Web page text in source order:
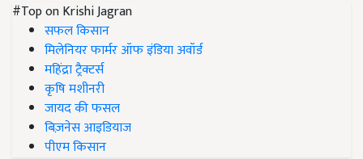
#Top on Krishi Jagran
सफल किसान
मिलेनियर फार्मर ऑफ इंडिया अवॉर्ड
महिंद्रा ट्रैक्टर्स
कृषि मशीनरी
जायद की फसल
बिज़नेस आइडियाज
पीएम किसान